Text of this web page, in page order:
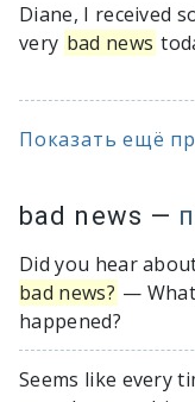
Diane, I received
very bad news
Показать ещё
bad news —
Did you hear
bad news? — What
happened?
Seems like every